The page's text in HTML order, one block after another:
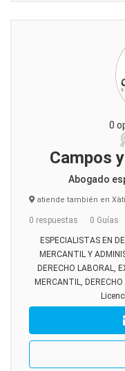
0
Campos
Abogado
atiende también en
0 respuestas 0 Guías
ESPECIALISTAS EN
MERCANTIL Y
DERECHO LABORAL,
MERCANTIL,